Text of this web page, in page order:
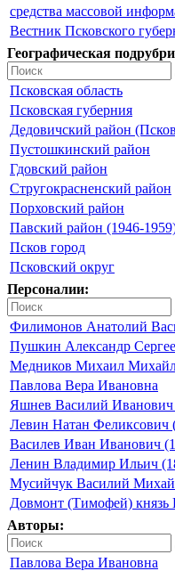
средства массовой
Вестник Псковского
Географическая
Псковская область
Псковская губерния
Дедовичский район
Пустошкинский район
Гдовский район
Стругокрасненский район
Порховский район
Павский район (1946-
Псков город
Псковский округ
Персоналии:
Филимонов Анатолий
Пушкин Александр
Медников Михаил
Павлова Вера Ивановна
Яшнев Василий Иванович
Левин Натан Феликсович
Василев Иван Иванович
Ленин Владимир Ильич
Мусийчук Василий
Довмонт (Тимофей) князь
Авторы:
Павлова Вера Ивановна